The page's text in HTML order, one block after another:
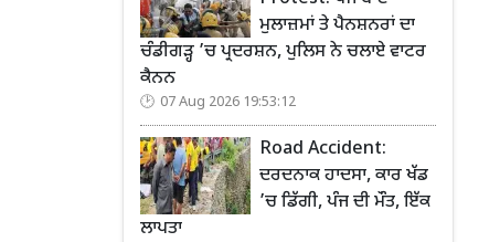
ਮੁਲਾਜ਼ਮਾਂ ਤੇ ਪੈਨਸ਼ਨਰਾਂ ਦਾ
ਚੰਡੀਗੜ੍ਹ ’ਚ ਪ੍ਰਦਰਸ਼ਨ, ਪੁਲਿਸ ਨੇ ਚਲਾਏ ਵਾਟਰ
ਕੈਨਨ
07 Aug 2026 19:53:12
Road Accident:
ਦਰਦਨਾਕ ਹਾਦਸਾ, ਕਾਰ ਖੱਡ
’ਚ ਡਿੱਗੀ, ਪੰਜ ਦੀ ਮੌਤ, ਇੱਕ
ਲਾਪਤਾ